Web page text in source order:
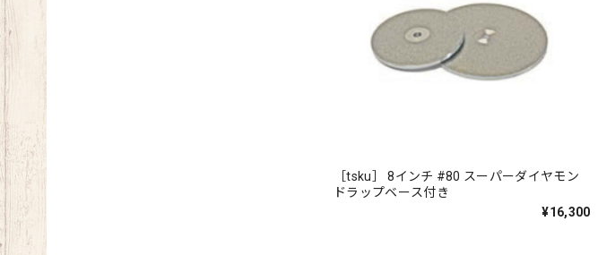
［tsku］ 8インチ #80 スーパーダイヤモン
ドラップベース付き
¥16,300